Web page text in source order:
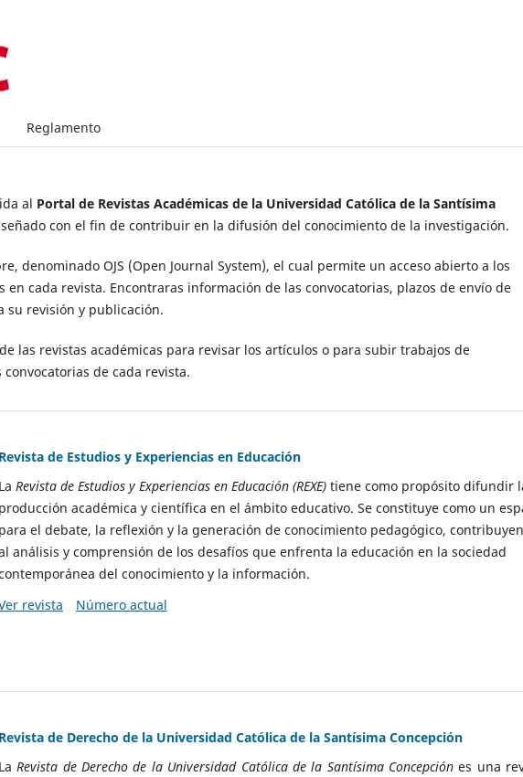
Reglamento
al Portal de Revistas Académicas de la Universidad Católica de la Santísima
con el fin de contribuir en la difusión del conocimiento de la investigación.
denominado OJS (Open Journal System), el cual permite un acceso abierto a los
en cada revista. Encontraras información de las convocatorias, plazos de envío de
su revisión y publicación.
las revistas académicas para revisar los artículos o para subir trabajos de
de cada revista.
Revista de Estudios y Experiencias en Educación
La Revista de Estudios y Experiencias en Educación (REXE) tiene como propósito difundir
producción académica y científica en el ámbito educativo. Se constituye como un
para el debate, la reflexión y la generación de conocimiento pedagógico,
análisis y comprensión de los desafíos que enfrenta la educación en la sociedad
del conocimiento y la información.
revista
Número actual
Revista de Derecho de la Universidad Católica de la Santísima Concepción
LaRevista de Derecho de la Universidad Católica de la Santísima Concepciónes una